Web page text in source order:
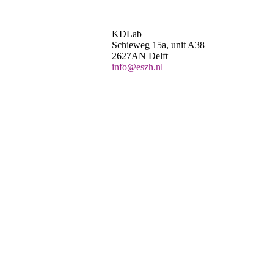
KDLab
Schieweg 15a, unit A38
2627AN Delft
info@eszh.nl